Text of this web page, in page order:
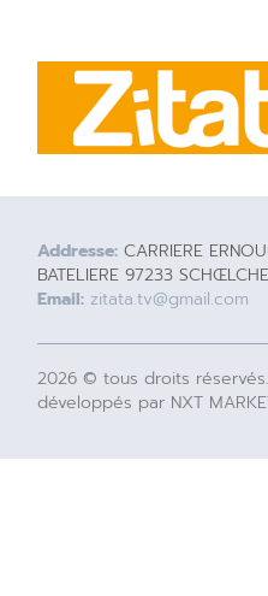
Addresse: CARRIERE
BATELIERE 97233
Email: zitata.tv@gmail.com
2026 © tous droits
développés par NXT